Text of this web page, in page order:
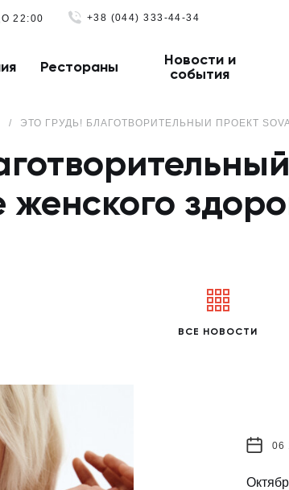
22:00 +38 (044) 333-44-34
Рестораны
Новости и
события
ЭТО ГРУДЬ! БЛАГОТВОРИТЕЛЬНЫЙ ПРОЕКТ
женского
ВСЕ НОВОСТИ
06